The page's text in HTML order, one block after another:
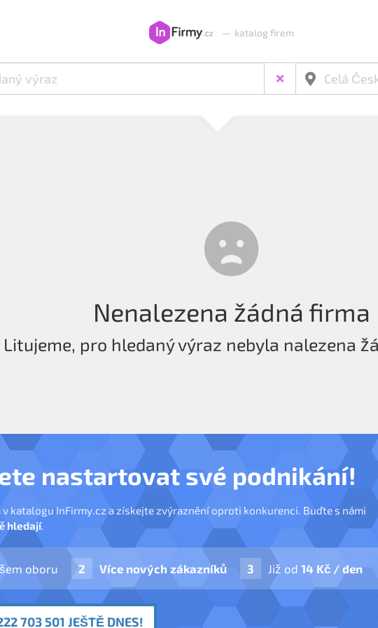
— katalog firem
Nenalezena žádná firma
Litujeme, pro hledaný výraz nebyla nalezena
nastartovat své podnikání!
katalogu InFirmy.cz a získejte zvýraznění oproti konkurenci. Buďte s námi
hledají.
oboru Více nových zákazníků Již od 14 Kč / den
703 501 JEŠTĚ DNES!